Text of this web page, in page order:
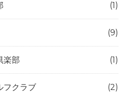
(1)
(9)
楽部 (1)
フクラブ (2)